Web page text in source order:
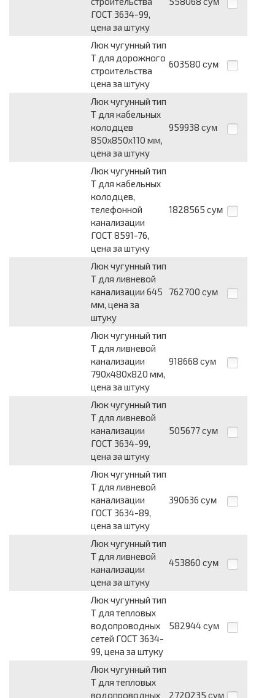
ГОСТ 3634-99,
цена за штуку
сум
Люк чугунный тип
Т для дорожного
строительства
цена за штуку
603580 сум
Люк чугунный тип
Т для кабельных
колодцев
850х850х110 мм,
цена за штуку
959938 сум
Люк чугунный тип
Т для кабельных
колодцев,
телефонной
канализации
ГОСТ 8591-76,
цена за штуку
1828565 сум
Люк чугунный тип
Т для ливневой
канализации 645
мм, цена за
штуку
762700 сум
Люк чугунный тип
Т для ливневой
канализации
790х480х820 мм,
цена за штуку
918668 сум
Люк чугунный тип
Т для ливневой
канализации
ГОСТ 3634-99,
цена за штуку
505677 сум
Люк чугунный тип
Т для ливневой
канализации
ГОСТ 3634-89,
цена за штуку
390636 сум
Люк чугунный тип
Т для ливневой
канализации
цена за штуку
453860 сум
Люк чугунный тип
Т для тепловых
водопроводных
сетей ГОСТ 3634-
99, цена за штуку
582944 сум
Люк чугунный тип
Т для тепловых
водопроводных
2720235 сум